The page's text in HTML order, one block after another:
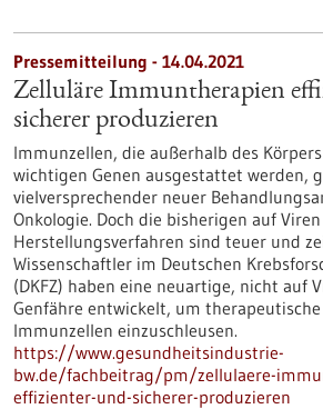
Pressemitteilung - 14.04.2021
Zelluläre Immuntherapien
sicherer produzieren
Immunzellen, die außerhalb des
wichtigen Genen ausgestattet werden,
vielversprechender neuer
Onkologie. Doch die bisherigen auf
Herstellungsverfahren sind teuer und
Wissenschaftler im Deutschen
(DKFZ) haben eine neuartige, nicht auf
Genfähre entwickelt, um therapeutische
Immunzellen einzuschleusen.
https://www.gesundheitsindustrie-
bw.de/fachbeitrag/pm/zellulaere-
effizienter-und-sicherer-produzieren